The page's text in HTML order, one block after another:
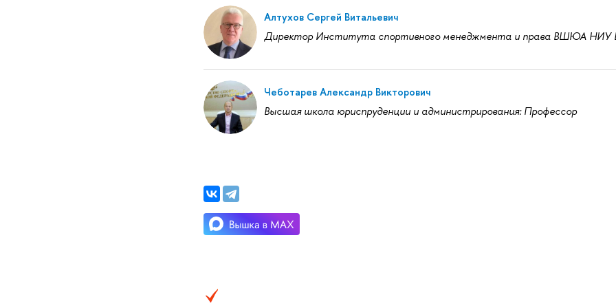
Алтухов Сергей Витальевич
Директор Института спортивного менеджмента и права ВШЮА
Чеботарев Александр Викторович
Высшая школа юриспруденции и администрирования: Профессор